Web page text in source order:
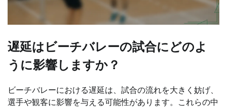
遅延はビーチバレーの試合にどのよ
うに影響しますか？
ビーチバレーにおける遅延は、試合の流れを大きく妨げ、
選手や観客に影響を与える可能性があります。これらの中